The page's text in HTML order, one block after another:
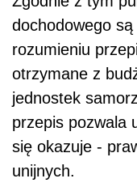
dochodowego
rozumieniu
otrzymane z
jednostek
przepis pozwala
się okazuje -
unijnych.